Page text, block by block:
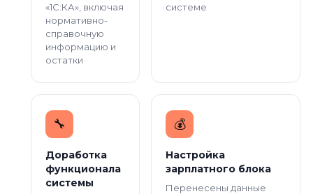
«1С:КА», включая
нормативно-
справочную
информацию и
остатки
системе
🔧️
Доработка
функционала
системы
💰️
Настройка
зарплатного блока
Перенесены данные